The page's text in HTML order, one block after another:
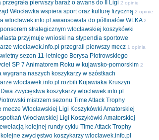
przegrała pierwszy baraż o awans do II Ligi 2 opinie
Włocławka wspiera sport oraz kulturę fizyczną 2 opinie
wloclawek.info.pl awansowała do półfinałów WLKA 2
strategicznym włocławskiej koszykówki
przyjmuje wnioski na stypendia sportowe
wloclawek.info.pl przegrali pierwszy mecz 1 opinia
sezon 11-letniego Borysa Piotrowskiego
SP 7 Animatorem Roku w kujawsko-pomorskim 2
wygrana naszych koszykarzy w szóstkach
wloclawek.info.pl rozbili Kujawiaka Kruszyn
zwycięstwa koszykarzy wloclawek.info.pl
mistrzem sezonu Time Attack Trophy
mecze Włocławskiej Ligi Koszykówki Amatorskiej
Włocławskiej Ligi Koszykówki Amatorskiej
kolejnej rundy cyklu Time Attack Trophy
zwycięstwo koszykarzy wloclawek.info.pl